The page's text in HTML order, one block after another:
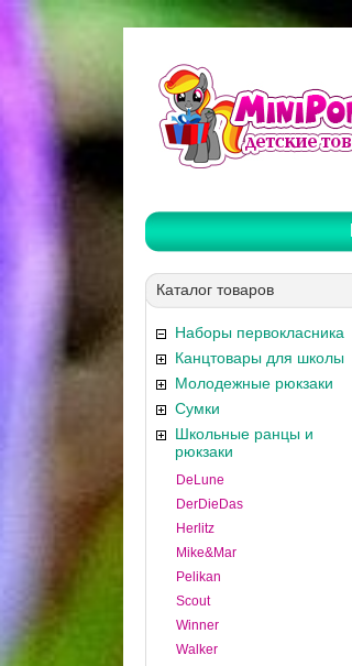
Каталог товаров
Наборы первокласника
Канцтовары для школы
Молодежные рюкзаки
Сумки
Школьные ранцы и
рюкзаки
DeLune
DerDieDas
Herlitz
Mike&Mar
Pelikan
Scout
Winner
Walker